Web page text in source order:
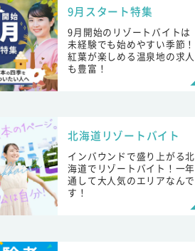
9月スタート特集
9月開始のリゾートバイトは
未経験でも始めやすい季節！
紅葉が楽しめる温泉地の求人
も豊富！
北海道リゾートバイト
インバウンドで盛り上がる北
海道でリゾートバイト！一年
通して大人気のエリアなんで
す！